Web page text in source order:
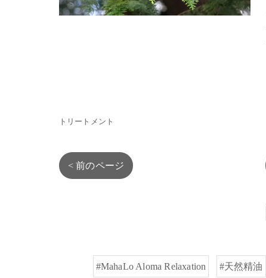
トリートメント
< 前のページ
#MahaLo Aloma Relaxation #天然精油